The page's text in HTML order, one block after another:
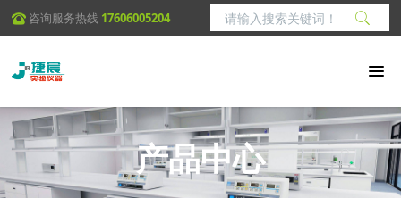
咨询服务热线 17606005204
产品中心